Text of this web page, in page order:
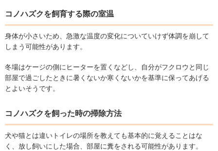
コノハズクを飼育する際の室温
身体が小さいため、急激な温度の変化についていけず体調を崩して
しまう可能性があります。
冬場はケージの側にヒーターを置くなどし、自分がフクロウと同じ
部屋で過ごしたときに暑くないか寒くないかを基準に保ってあげる
とよいそうです。
コノハズクを飼った時の掃除方法
犬や猫とは違いトイレの場所を教えても基本的に覚えることはな
く、放し飼いにした場合、部屋に糞をされる可能性があります。